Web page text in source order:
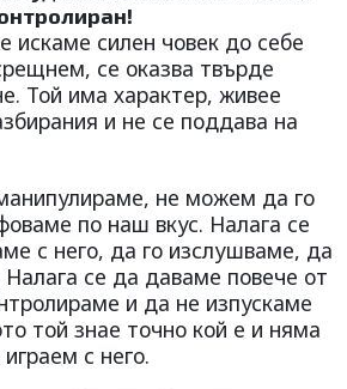
искаме силен човек до себе
се оказва твърде
Той има характер, живее
и не се поддава на
не можем да го
по наш вкус. Налага се
с него, да го изслушваме, да
Налага се да даваме повече от
и да не изпускаме
той знае точно кой е и няма
с него.